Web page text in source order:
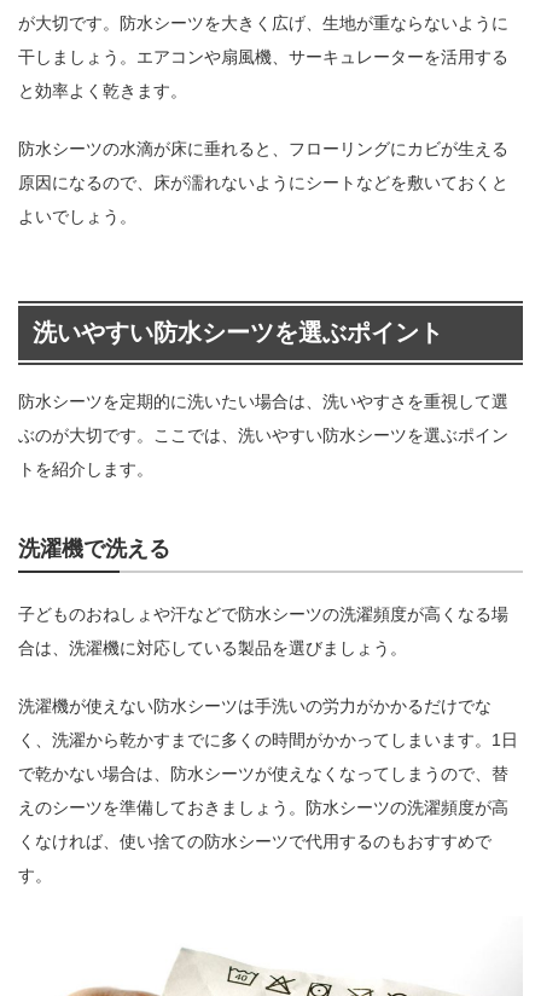
が大切です。防水シーツを大きく広げ、生地が重ならないように
干しましょう。エアコンや扇風機、サーキュレーターを活用する
と効率よく乾きます。
防水シーツの水滴が床に垂れると、フローリングにカビが生える
原因になるので、床が濡れないようにシートなどを敷いておくと
よいでしょう。
洗いやすい防水シーツを選ぶポイント
防水シーツを定期的に洗いたい場合は、洗いやすさを重視して選
ぶのが大切です。ここでは、洗いやすい防水シーツを選ぶポイン
トを紹介します。
洗濯機で洗える
子どものおねしょや汗などで防水シーツの洗濯頻度が高くなる場
合は、洗濯機に対応している製品を選びましょう。
洗濯機が使えない防水シーツは手洗いの労力がかかるだけでな
く、洗濯から乾かすまでに多くの時間がかかってしまいます。1日
で乾かない場合は、防水シーツが使えなくなってしまうので、替
えのシーツを準備しておきましょう。防水シーツの洗濯頻度が高
くなければ、使い捨ての防水シーツで代用するのもおすすめで
す。